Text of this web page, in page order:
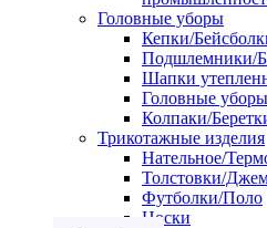
Головные уборы
Кепки/
Подшлемники/
Шапки
Головные уборы
Колпаки/
Трикотажные изделия
Нательное/
Толстовки/
Футболки/Поло
Носки